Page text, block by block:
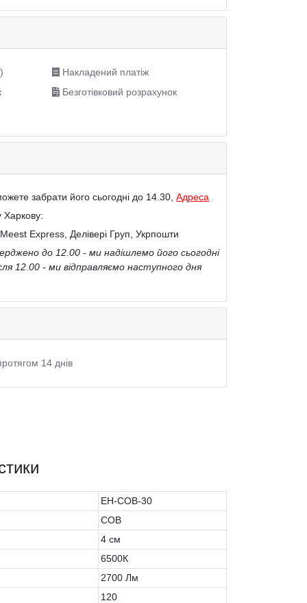
Накладений платіж
Безготівковий розрахунок
забрати його сьогодні до 14.30, Адреса
Харкову:
Express, Делівері Груп, Укрпошти
до 12.00 - ми надішлемо його сьогодні
12.00 - ми відправляємо наступного дня
14 днів
EH-COB-30
COB
4 см
6500К
2700 Лм
120